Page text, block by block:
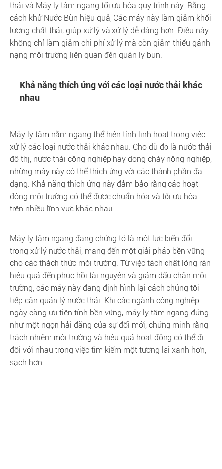
thải và Máy ly tâm ngang tối ưu hóa quy trình này. Bằng
cách khử Nước Bùn hiệu quả, Các máy này làm giảm khối
lượng chất thải, giúp xử lý và xử lý dễ dàng hơn. Điều này
không chỉ làm giảm chi phí xử lý mà còn giảm thiểu gánh
nặng môi trường liên quan đến quản lý bùn.
Khả năng thích ứng với các loại nước thải khác
nhau
Máy ly tâm nằm ngang thể hiện tính linh hoạt trong việc
xử lý các loại nước thải khác nhau. Cho dù đó là nước thải
đô thị, nước thải công nghiệp hay dòng chảy nông nghiệp,
những máy này có thể thích ứng với các thành phần đa
dạng. Khả năng thích ứng này đảm bảo rằng các hoạt
động môi trường có thể được chuẩn hóa và tối ưu hóa
trên nhiều lĩnh vực khác nhau.
Máy ly tâm ngang đang chứng tỏ là một lực biến đổi
trong xử lý nước thải, mang đến một giải pháp bền vững
cho các thách thức môi trường. Từ việc tách chất lỏng rắn
hiệu quả đến phục hồi tài nguyên và giảm dấu chân môi
trường, các máy này đang định hình lại cách chúng tôi
tiếp cận quản lý nước thải. Khi các ngành công nghiệp
ngày càng ưu tiên tính bền vững, máy ly tâm ngang đứng
như một ngọn hải đăng của sự đổi mới, chứng minh rằng
trách nhiệm môi trường và hiệu quả hoạt động có thể đi
đôi với nhau trong việc tìm kiếm một tương lai xanh hơn,
sạch hơn.